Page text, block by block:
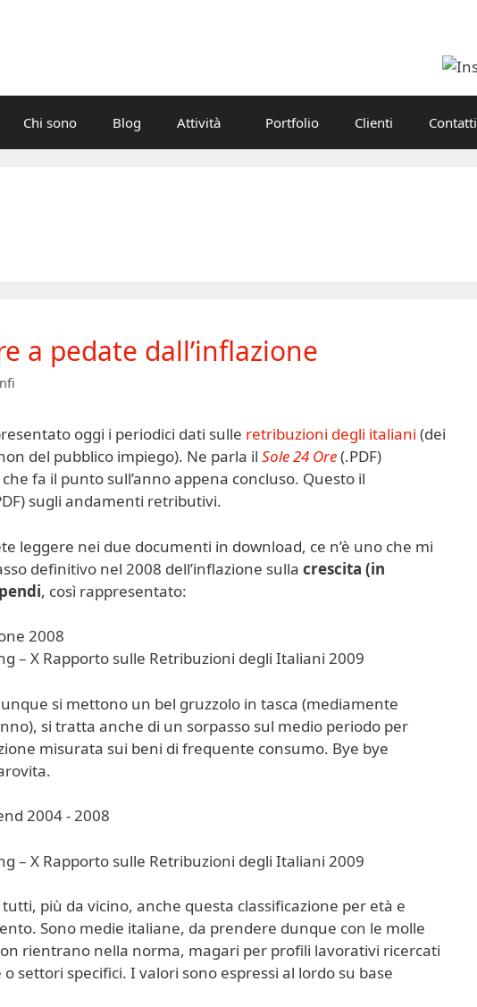
Chi sono Blog Attività Portfolio Clienti Contatti
a pedate dall’inflazione
oggi i periodici dati sulle retribuzioni degli italiani (dei
del pubblico impiego). Ne parla il Sole 24 Ore(.PDF)
fa il punto sull’anno appena concluso. Questo il
sugli andamenti retributivi.
leggere nei due documenti in download, ce n’è uno che mi
definitivo nel 2008 dell’inflazione sulla crescita (in
, così rappresentato:
– X Rapporto sulle Retribuzioni degli Italiani 2009
si mettono un bel gruzzolo in tasca (mediamente
si tratta anche di un sorpasso sul medio periodo per
misurata sui beni di frequente consumo. Bye bye
– X Rapporto sulle Retribuzioni degli Italiani 2009
più da vicino, anche questa classificazione per età e
Sono medie italiane, da prendere dunque con le molle
rientrano nella norma, magari per profili lavorativi ricercati
settori specifici. I valori sono espressi al lordo su base